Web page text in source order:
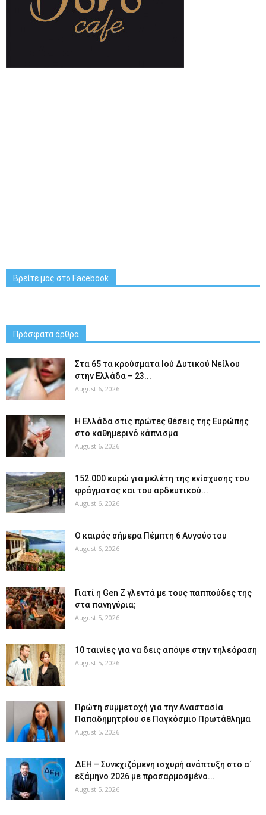
Βρείτε μας στο Facebook
Πρόσφατα άρθρα
Στα 65 τα κρούσματα Ιού Δυτικού Νείλου
στην Ελλάδα – 23...
August 6, 2026
Η Ελλάδα στις πρώτες θέσεις της Ευρώπης
στο καθημερινό κάπνισμα
August 6, 2026
152.000 ευρώ για μελέτη της ενίσχυσης του
φράγματος και του αρδευτικού...
August 6, 2026
Ο καιρός σήμερα Πέμπτη 6 Αυγούστου
August 6, 2026
Γιατί η Gen Z γλεντά με τους παππούδες της
στα πανηγύρια;
August 5, 2026
10 ταινίες για να δεις απόψε στην τηλεόραση
August 5, 2026
Πρώτη συμμετοχή για την Αναστασία
Παπαδημητρίου σε Παγκόσμιο Πρωτάθλημα
August 5, 2026
ΔΕΗ – Συνεχιζόμενη ισχυρή ανάπτυξη στο α΄
εξάμηνο 2026 με προσαρμοσμένο...
August 5, 2026